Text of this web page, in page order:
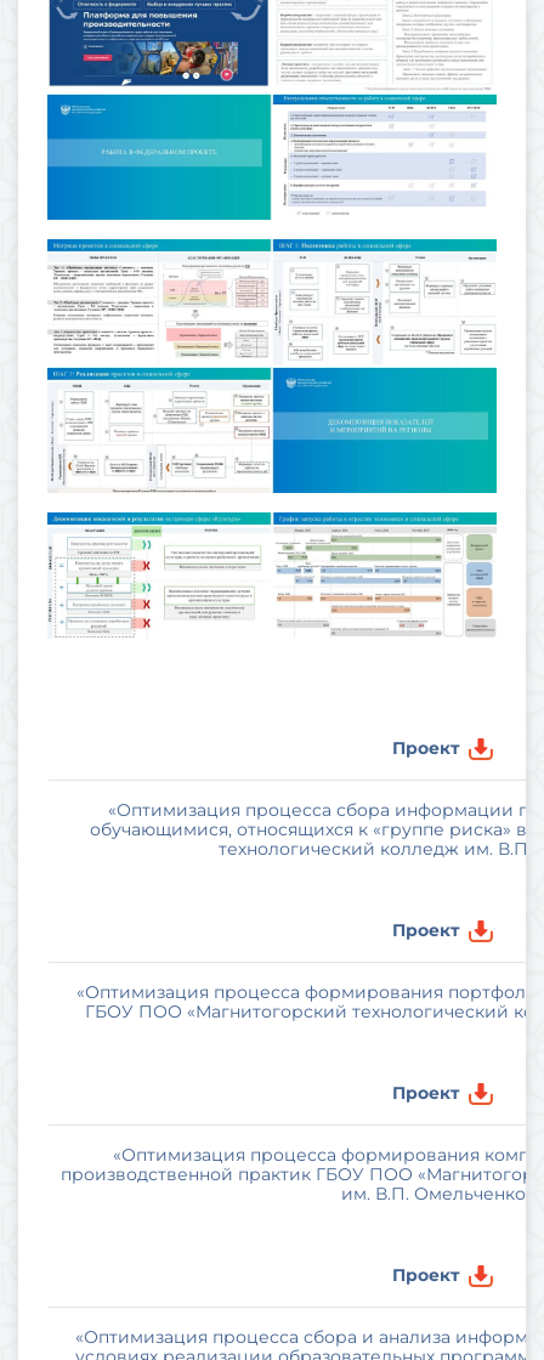
Проект
«Оптимизация процесса сбора информации
обучающимися, относящихся к «группе риска»
технологический колледж им. В.П.
Проект
«Оптимизация процесса формирования
ГБОУ ПОО «Магнитогорский технологический
Проект
«Оптимизация процесса формирования
производственной практик ГБОУ ПОО
им. В.П. Омельченко»»
Проект
«Оптимизация процесса сбора и анализа